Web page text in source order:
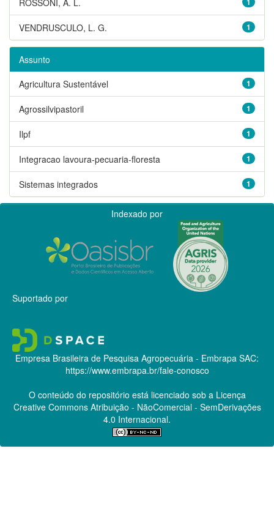
1
VENDRUSCULO, L. G.
Assunto
1
Agricultura Sustentável
1
Agrossilvipastoril
1
Ilpf
1
Integracao lavoura-pecuaria-floresta
1
Sistemas integrados
Indexado por
Suportado por
Empresa Brasileira de Pesquisa Agropecuária - Embrapa SAC:
https://www.embrapa.br/fale-conosco
O conteúdo do repositório está licenciado sob a Licença
Creative CommonsAtribuição - NãoComercial - SemDerivações
4.0 Internacional.